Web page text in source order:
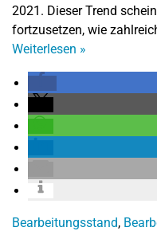
2021. Dieser Trend
fortzusetzen, wie
Weiterlesen »
Bearbeitungsstand,